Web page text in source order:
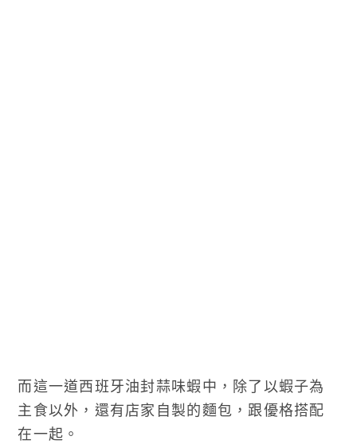
而這一道西班牙油封蒜味蝦中，除了以蝦子為
主食以外，還有店家自製的麵包，跟優格搭配
在一起。